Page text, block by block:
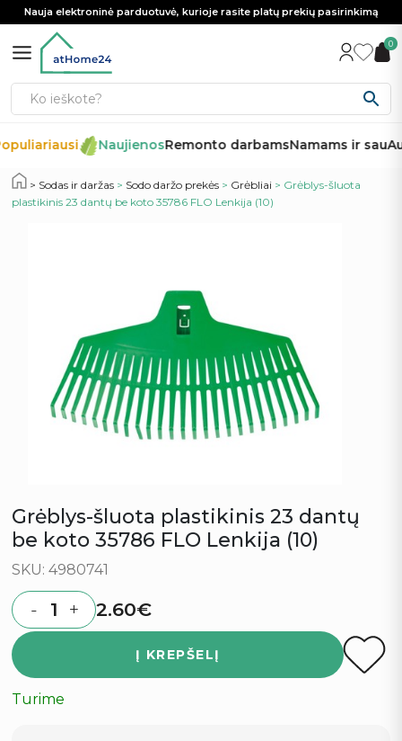
Nauja elektroninė parduotuvė, kurioje rasite platų prekių pasirinkimą
0
NaujienosRemonto darbamsNamams ir sau
Sodas ir daržas > Sodo daržo prekės > Grėbliai > Grėblys-šluota
plastikinis 23 dantų be koto 35786 FLO Lenkija (10)
Grėblys-šluota plastikinis 23 dantų
be koto 35786 FLO Lenkija (10)
SKU: 4980741
Quantity
- + 2.60€
Į KREPŠELĮ
Turime